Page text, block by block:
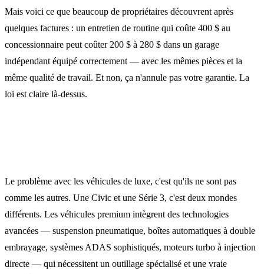
Mais voici ce que beaucoup de propriétaires découvrent après
quelques factures : un entretien de routine qui coûte 400 $ au
concessionnaire peut coûter 200 $ à 280 $ dans un garage
indépendant équipé correctement — avec les mêmes pièces et la
même qualité de travail. Et non, ça n'annule pas votre garantie. La
loi est claire là-dessus.
Le problème avec les véhicules de luxe, c'est qu'ils ne sont pas
comme les autres. Une Civic et une Série 3, c'est deux mondes
différents. Les véhicules premium intègrent des technologies
avancées — suspension pneumatique, boîtes automatiques à double
embrayage, systèmes ADAS sophistiqués, moteurs turbo à injection
directe — qui nécessitent un outillage spécialisé et une vraie